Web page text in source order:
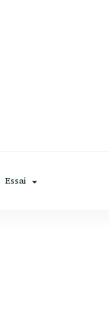
Essai